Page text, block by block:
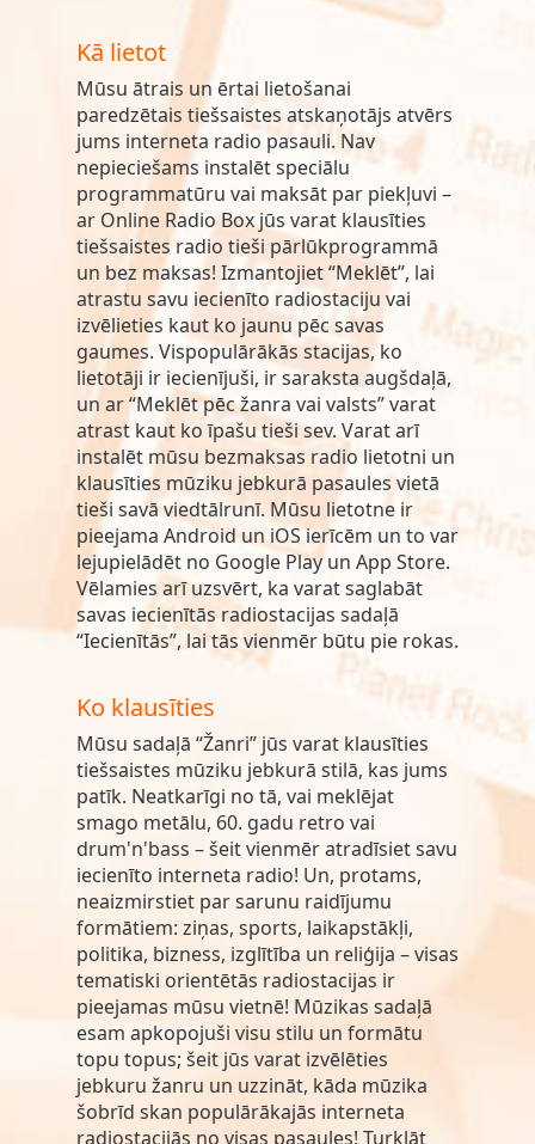
Kā lietot
Mūsu ātrais un ērtai lietošanai
paredzētais tiešsaistes atskaņotājs atvērs
jums interneta radio pasauli. Nav
nepieciešams instalēt speciālu
programmatūru vai maksāt par piekļuvi –
ar Online Radio Box jūs varat klausīties
tiešsaistes radio tieši pārlūkprogrammā
un bez maksas! Izmantojiet “Meklēt”, lai
atrastu savu iecienīto radiostaciju vai
izvēlieties kaut ko jaunu pēc savas
gaumes. Vispopulārākās stacijas, ko
lietotāji ir iecienījuši, ir saraksta augšdaļā,
un ar “Meklēt pēc žanra vai valsts” varat
atrast kaut ko īpašu tieši sev. Varat arī
instalēt mūsu bezmaksas radio lietotni un
klausīties mūziku jebkurā pasaules vietā
tieši savā viedtālrunī. Mūsu lietotne ir
pieejama Android un iOS ierīcēm un to var
lejupielādēt no Google Play un App Store.
Vēlamies arī uzsvērt, ka varat saglabāt
savas iecienītās radiostacijas sadaļā
“Iecienītās”, lai tās vienmēr būtu pie rokas.
Ko klausīties
Mūsu sadaļā “Žanri” jūs varat klausīties
tiešsaistes mūziku jebkurā stilā, kas jums
patīk. Neatkarīgi no tā, vai meklējat
smago metālu, 60. gadu retro vai
drum'n'bass – šeit vienmēr atradīsiet savu
iecienīto interneta radio! Un, protams,
neaizmirstiet par sarunu raidījumu
formātiem: ziņas, sports, laikapstākļi,
politika, bizness, izglītība un reliģija – visas
tematiski orientētās radiostacijas ir
pieejamas mūsu vietnē! Mūzikas sadaļā
esam apkopojuši visu stilu un formātu
topu topus; šeit jūs varat izvēlēties
jebkuru žanru un uzzināt, kāda mūzika
šobrīd skan populārākajās interneta
radiostacijās no visas pasaules! Turklāt